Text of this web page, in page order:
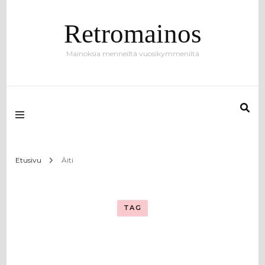
Retromainos
Mainoksia menneiltä vuosikymmeniltä
Etusivu Äiti
TAG